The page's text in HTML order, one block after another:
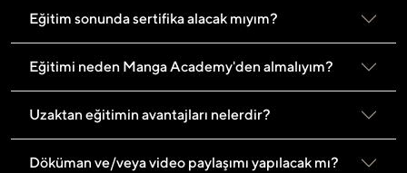
Eğitim sonunda sertifika alacak mıyım?
Eğitimi neden Manga Academy'den almalıyım?
Uzaktan eğitimin avantajları nelerdir?
Döküman ve/veya video paylaşımı yapılacak mı?